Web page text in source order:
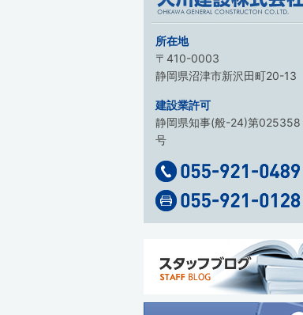
所在地
〒410-0003
静岡県沼津市新沢田町20-13
建設業許可
静岡県知事(般-24)第025358
号